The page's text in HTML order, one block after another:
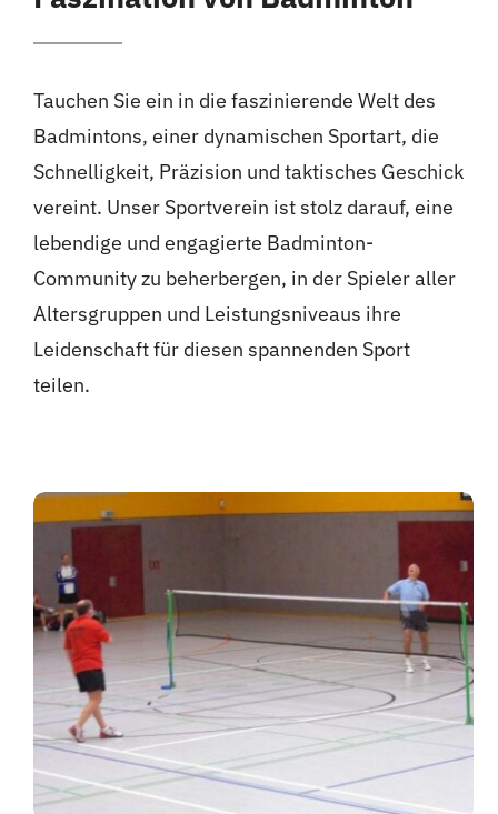
Tauchen Sie ein in die faszinierende Welt des
Badmintons, einer dynamischen Sportart, die
Schnelligkeit, Präzision und taktisches Geschick
vereint. Unser Sportverein ist stolz darauf, eine
lebendige und engagierte Badminton-
Community zu beherbergen, in der Spieler aller
Altersgruppen und Leistungsniveaus ihre
Leidenschaft für diesen spannenden Sport
teilen.